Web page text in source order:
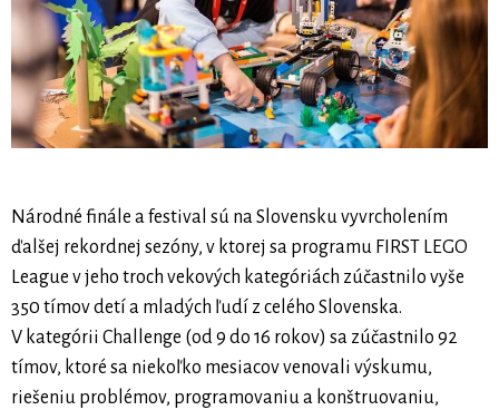
Národné finále a festival sú na Slovensku vyvrcholením
ďalšej rekordnej sezóny, v ktorej sa programu FIRST LEGO
League v jeho troch vekových kategóriách zúčastnilo vyše
350 tímov detí a mladých ľudí z celého Slovenska.
V kategórii Challenge (od 9 do 16 rokov) sa zúčastnilo 92
tímov, ktoré sa niekoľko mesiacov venovali výskumu,
riešeniu problémov, programovaniu a konštruovaniu,